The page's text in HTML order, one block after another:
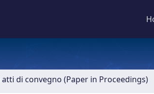
atti di convegno (Paper in Proceedings)